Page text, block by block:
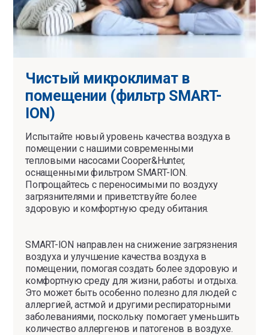
Чистый микроклимат в
помещении (фильтр SMART-
ION)
Испытайте новый уровень качества воздуха в
помещении с нашими современными
тепловыми насосами Cooper&Hunter,
оснащенными фильтром SMART-ION.
Попрощайтесь с переносимыми по воздуху
загрязнителями и приветствуйте более
здоровую и комфортную среду обитания.
SMART-ION направлен на снижение загрязнения
воздуха и улучшение качества воздуха в
помещении, помогая создать более здоровую и
комфортную среду для жизни, работы и отдыха.
Это может быть особенно полезно для людей с
аллергией, астмой и другими респираторными
заболеваниями, поскольку помогает уменьшить
количество аллергенов и патогенов в воздухе.